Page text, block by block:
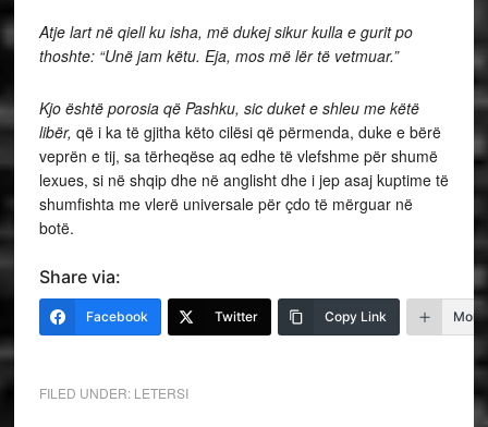
Atje lart në qiell ku isha, më dukej sikur kulla e gurit po
thoshte: “Unë jam këtu. Eja, mos më lër të vetmuar.”
Kjo është porosia që Pashku, sic duket e shleu me këtë
libër, që i ka të gjitha këto cilësi që përmenda, duke e bërë
veprën e tij, sa tërheqëse aq edhe të vlefshme për shumë
lexues, si në shqip dhe në anglisht dhe i jep asaj kuptime të
shumfishta me vlerë universale për çdo të mërguar në
botë.
Share via:
Facebook Twitter Copy Link More
FILED UNDER: LETERSI